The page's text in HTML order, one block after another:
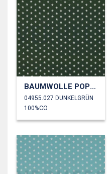
BAUMWOLLE POPELINE KLEINE STERNE
04955.027 DUNKELGRÜN
100%CO